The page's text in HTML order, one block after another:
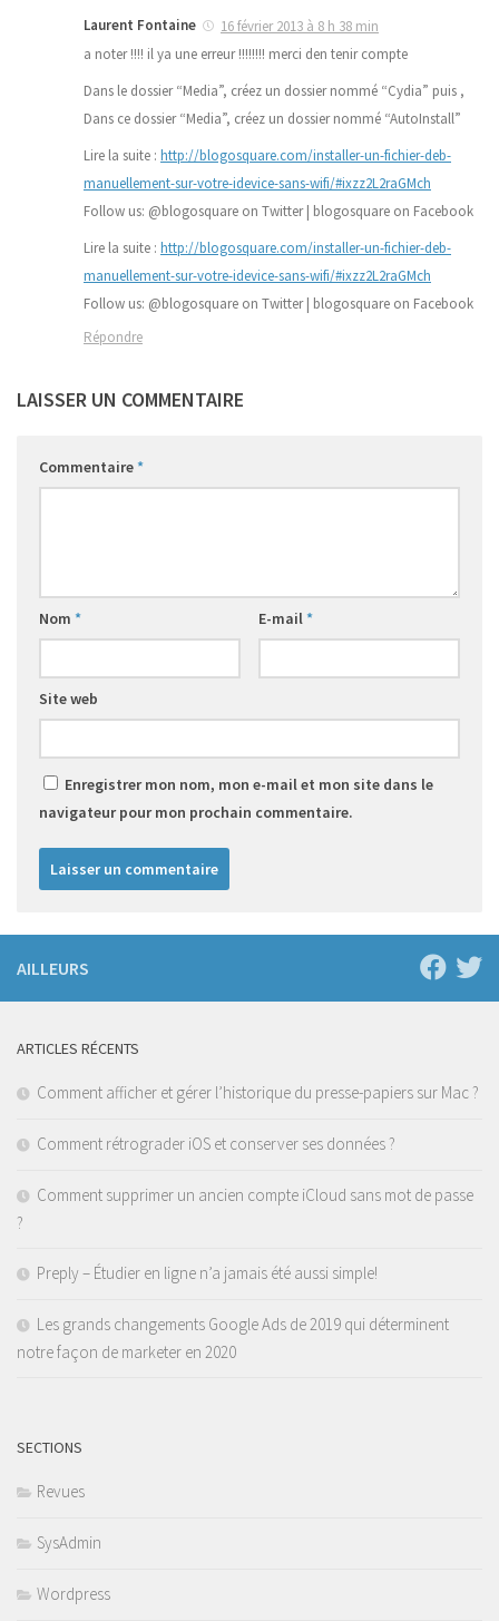
Laurent Fontaine
16 février 2013 à 8 h 38 min
a noter !!!! il ya une erreur !!!!!!!! merci den tenir compte
Dans le dossier “Media”, créez un dossier nommé “Cydia” puis ,
Dans ce dossier “Media”, créez un dossier nommé “AutoInstall”
Lire la suite : http://blogosquare.com/installer-un-fichier-deb-
manuellement-sur-votre-idevice-sans-wifi/#ixzz2L2raGMch
Follow us: @blogosquare on Twitter | blogosquare on Facebook
Lire la suite : http://blogosquare.com/installer-un-fichier-deb-
manuellement-sur-votre-idevice-sans-wifi/#ixzz2L2raGMch
Follow us: @blogosquare on Twitter | blogosquare on Facebook
Répondre
LAISSER UN COMMENTAIRE
Commentaire*
Nom * E-mail *
Site web
Enregistrer mon nom, mon e-mail et mon site dans le
navigateur pour mon prochain commentaire.
AILLEURS
ARTICLES RÉCENTS
Comment afficher et gérer l’historique du presse-papiers sur Mac ?
Comment rétrograder iOS et conserver ses données ?
Comment supprimer un ancien compte iCloud sans mot de passe
?
Preply – Étudier en ligne n’a jamais été aussi simple!
Les grands changements Google Ads de 2019 qui déterminent
notre façon de marketer en 2020
SECTIONS
Revues
SysAdmin
Wordpress